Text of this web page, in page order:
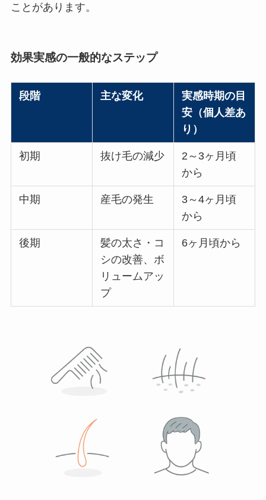
ことがあります。
効果実感の一般的なステップ
段階 主な変化
実感時期の目
安（個人差あ
り）
初期 抜け毛の減少
2～3ヶ月頃
から
中期 産毛の発生
3～4ヶ月頃
から
後期
髪の太さ・コ
シの改善、ボ
リュームアッ
プ
6ヶ月頃から